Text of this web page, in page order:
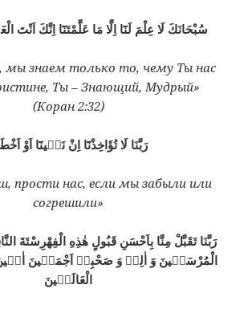
سُبْحَانَكَ لَا عِلْمَ لَنَٓا اِلَّا مَا عَلَّمْتَنَٓا اِنَّكَ اَنْتَ
мы знаем только то, чему Ты нас
Ты – Знающий, Мудрый»
(Коран 2:32)
رَبَّنَا لَا تُؤَاخِذْنَٓا اِنْ نَسٖينَٓا اَوْ
прости нас, если мы забыли или
согрешили»
رَبَّنَا تَقَبَّلْ مِنَّا بِاَحْسَنِ قَبُولٍ هٰذِهِ الْفِهْرِسْتَةَ
الْمُرْسَلٖينَ وَ اٰلِهٖ وَ صَحْبِهٖ اَجْمَعٖينَ اٰمٖينَ
الْعَالَمٖينَ